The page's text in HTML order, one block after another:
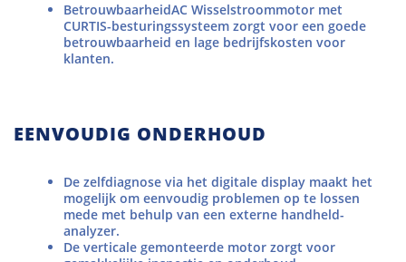
BetrouwbaarheidAC Wisselstroommotor met
CURTIS-besturingssysteem zorgt voor een goede
betrouwbaarheid en lage bedrijfskosten voor
klanten.
EENVOUDIG ONDERHOUD
De zelfdiagnose via het digitale display maakt het
mogelijk om eenvoudig problemen op te lossen
mede met behulp van een externe handheld-
analyzer.
De verticale gemonteerde motor zorgt voor